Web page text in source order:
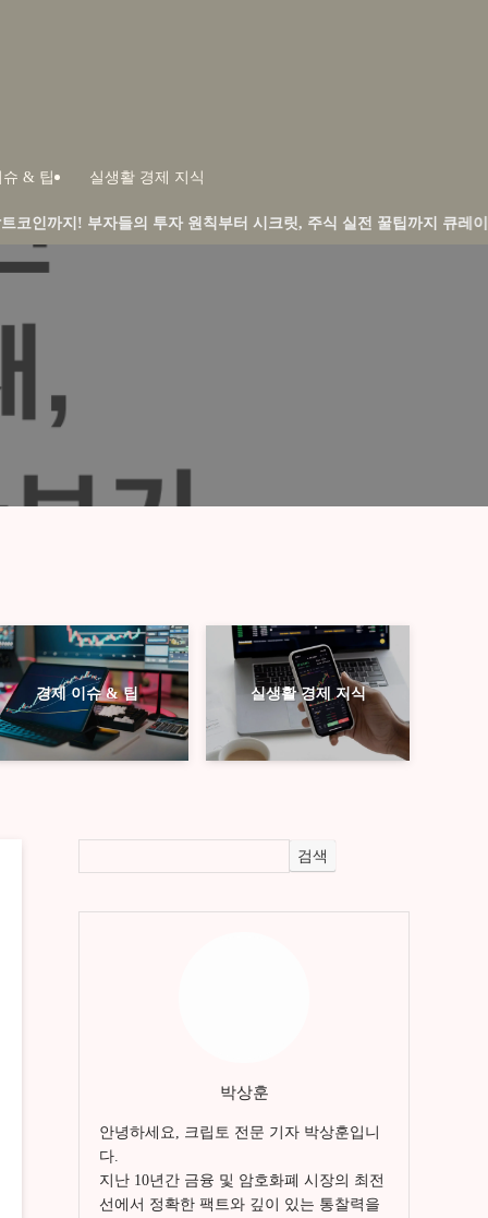
슈 & 팁 실생활 경제 지식
의 투자 원칙부터 시크릿, 주식 실전 꿀팁까지 큐레이션합니다.
경제 이슈 & 팁 실생활 경제 지식
검색
박상훈
안녕하세요, 크립토 전문 기자 박상훈입니
다.
지난 10년간 금융 및 암호화폐 시장의 최전
선에서 정확한 팩트와 깊이 있는 통찰력을